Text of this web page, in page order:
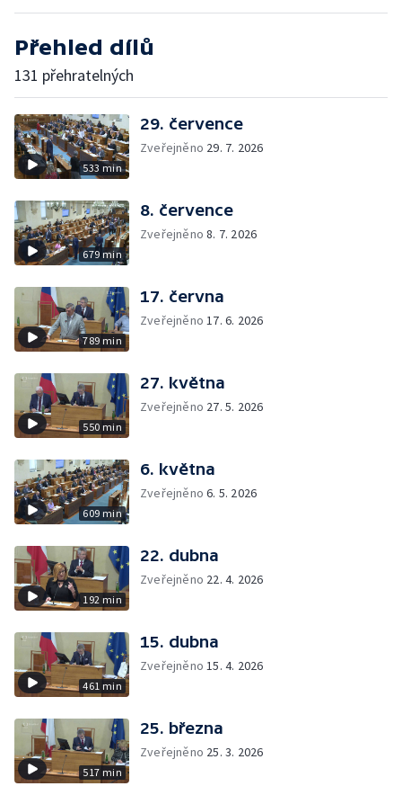
Přehled dílů
131 přehratelných
533 min
29. července
Zveřejněno 29. 7. 2026
679 min
8. července
Zveřejněno8. 7. 2026
789 min
17. června
Zveřejněno17. 6. 2026
550 min
27. května
Zveřejněno 27. 5. 2026
609 min
6. května
Zveřejněno6. 5. 2026
192 min
22. dubna
Zveřejněno 22. 4. 2026
461 min
15. dubna
Zveřejněno15. 4. 2026
517 min
25. března
Zveřejněno 25. 3. 2026